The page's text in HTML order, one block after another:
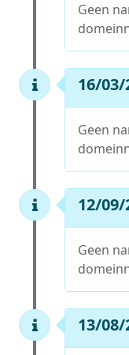
Geen
16/03/
Geen
12/09/
Geen
13/08/